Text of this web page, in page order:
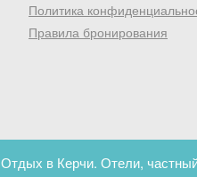
Политика
Правила бронирования
Отдых в Керчи. Отели,